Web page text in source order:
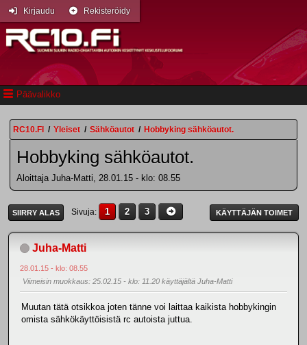
Päävalikko
Kirjaudu Rekisteröidy
RC10.FI / Yleiset / Sähköautot / Hobbyking sähköautot.
Hobbyking sähköautot.
Aloittaja Juha-Matti, 28.01.15 - klo: 08.55
SIIRRY ALAS Sivuja 1 2 3 KÄYTTÄJÄN TOIMET
Juha-Matti
28.01.15 - klo: 08.55
Viimeisin muokkaus: 25.02.15 - klo: 11.20 käyttäjältä Juha-Matti
Muutan tätä otsikkoa joten tänne voi laittaa kaikista hobbykingin
omista sähkökäyttöisistä rc autoista juttua.